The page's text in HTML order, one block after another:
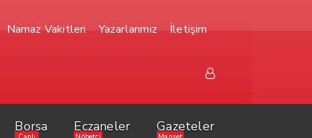
Namaz Vakitleri Yazarlarımız İletişim
Borsa Eczaneler Gazeteler